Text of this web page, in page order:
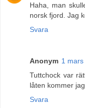
Haha, man
norsk fjord. Jag
Svara
Anonym 1 mars
Tuttchock var
låten kommer jag
Svara